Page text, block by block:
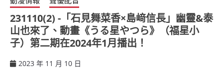
231110(2) -「石見舞菜香×島﨑信長」幽靈&泰
山也來了、動畫《うる星やつら》（福星小
子）第二期在2024年1月播出！
2023 年 11 月 10 日